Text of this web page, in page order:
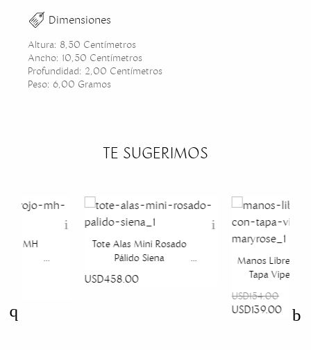
Dimensiones
Altura: 8,50 Centímetros
Ancho: 10,50 Centímetros
Profundidad: 2,00 Centímetros
Peso: 6,00 Gramos
TE SUGERIMOS
rojo MH
Tote Alas Mini Rosado
Pálido Siena
USD458.00
Manos Libres
Tapa Viper
USD154.00
USD139.00